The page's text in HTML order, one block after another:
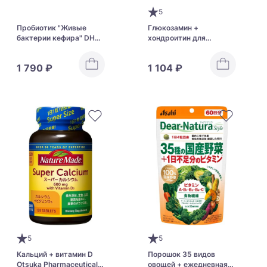
Пробиотик "Живые
бактерии кефира" DHC
1 790 ₽
5
Глюкозамин +
хондроитин для
подвижности Orihiro
1 104 ₽
5
Кальций + витамин D
Otsuka Pharmaceutical
5
Порошок 35 видов
овощей + ежедневная